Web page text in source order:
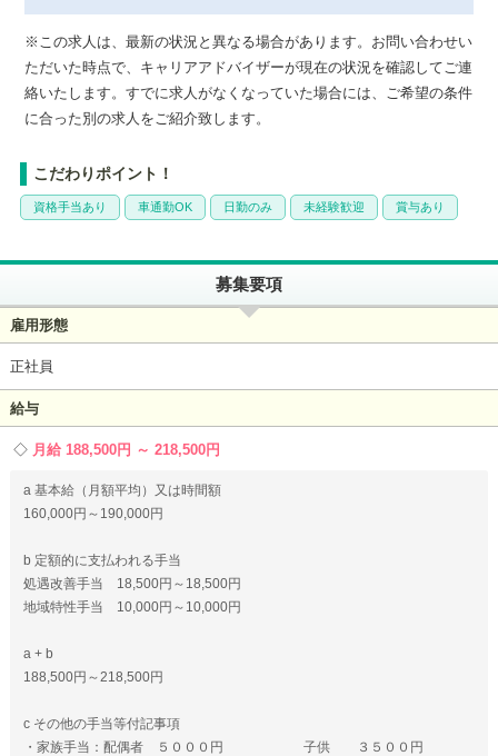
※この求人は、最新の状況と異なる場合があります。お問い合わせい
ただいた時点で、キャリアアドバイザーが現在の状況を確認してご連
絡いたします。すでに求人がなくなっていた場合には、ご希望の条件
に合った別の求人をご紹介致します。
こだわりポイント！
資格手当あり 車通勤OK 日勤のみ 未経験歓迎 賞与あり
募集要項
雇用形態
正社員
給与
月給 188,500円 ～ 218,500円
a 基本給（月額平均）又は時間額
160,000円～190,000円
b 定額的に支払われる手当
処遇改善手当 18,500円～18,500円
地域特性手当 10,000円～10,000円
a + b
188,500円～218,500円
c その他の手当等付記事項
・家族手当：配偶者 ５０００円 子供 ３５００円